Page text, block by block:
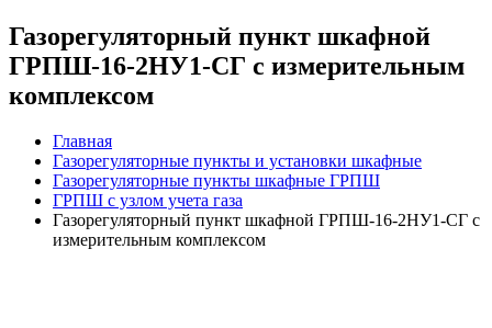
Газорегуляторный пункт шкафной
ГРПШ-16-2НУ1-СГ с измерительным
комплексом
Главная
Газорегуляторные пункты и установки шкафные
Газорегуляторные пункты шкафные ГРПШ
ГРПШ с узлом учета газа
Газорегуляторный пункт шкафной ГРПШ-16-2НУ1-СГ с
измерительным комплексом